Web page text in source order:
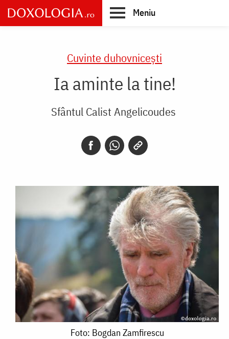
Skip
to
main
Meniu
Cuvinte duhovnicești
Ia aminte la tine!
Sfântul Calist Angelicoudes
Foto: Bogdan Zamfirescu